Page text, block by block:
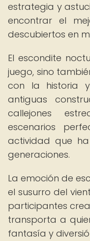
estrategia y
encontrar el
descubiertos en
El escondite
juego, sino
con la historia
antiguas
callejones
escenarios
actividad que
generaciones.
La emoción de
el susurro del
participantes
transporta a
fantasía y